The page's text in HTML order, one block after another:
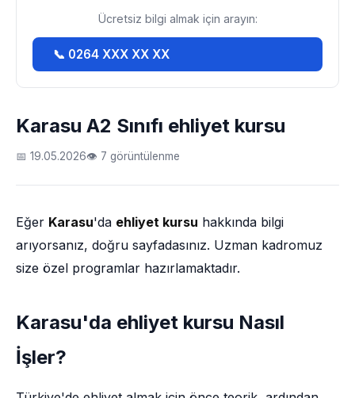
Karasu A2 Sınıfı ehliyet kursu
📅 19.05.2026👁 7 görüntülenme
Eğer Karasu'da ehliyet kursu hakkında bilgi
arıyorsanız, doğru sayfadasınız. Uzman kadromuz
size özel programlar hazırlamaktadır.
Karasu'da ehliyet kursu Nasıl
İşler?
Ücretsiz bilgi almak için arayın:
📞 0264 XXX XX XX